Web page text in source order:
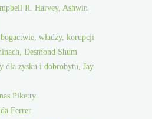
R. Harvey, Ashwin
władzy, korupcji
Desmond Shum
dla zysku i dobrobytu, Jay
Piketty
Ferrer